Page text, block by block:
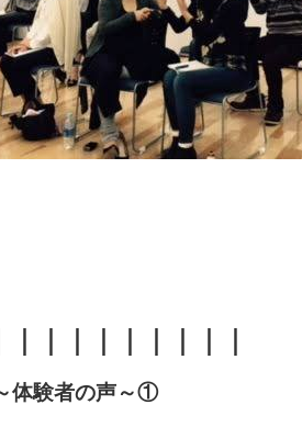
体験者の声～①